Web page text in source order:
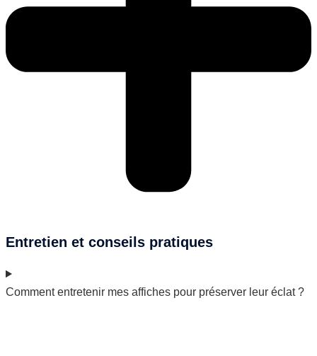
Entretien et conseils pratiques
Comment entretenir mes affiches pour préserver leur éclat ?